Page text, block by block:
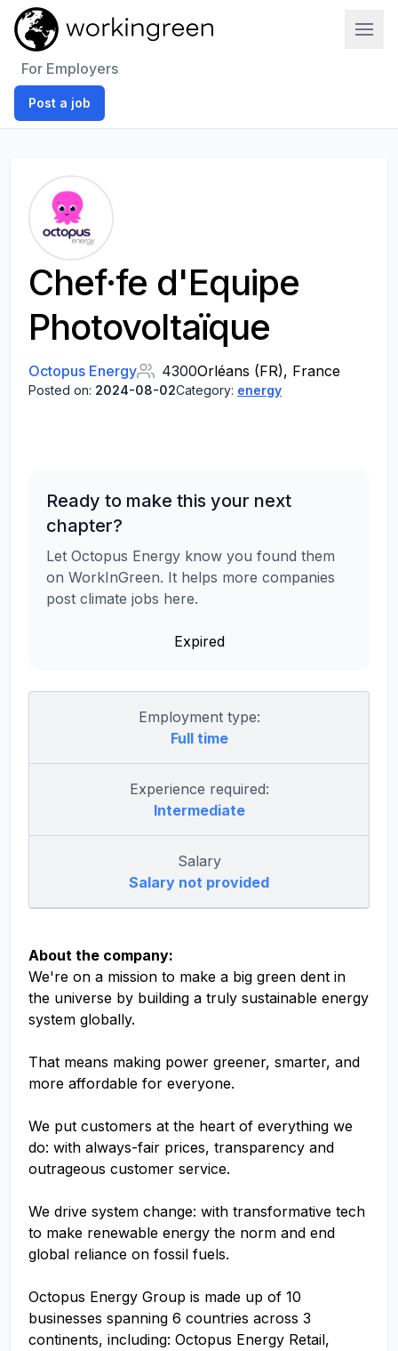
For Employers
Post a job
Chef·fe d'Equipe
Photovoltaïque
Octopus Energy 4300Orléans (FR), France
Posted on: 2024-08-02Category: energy
Ready to make this your next
chapter?
Let Octopus Energy know you found them
on WorkInGreen. It helps more companies
post climate jobs here.
Expired
Employment type:
Full time
Experience required:
Intermediate
Salary
Salary not provided
About the company:
We're on a mission to make a big green dent in
the universe by building a truly sustainable energy
system globally.
That means making power greener, smarter, and
more affordable for everyone.
We put customers at the heart of everything we
do: with always-fair prices, transparency and
outrageous customer service.
We drive system change: with transformative tech
to make renewable energy the norm and end
global reliance on fossil fuels.
Octopus Energy Group is made up of 10
businesses spanning 6 countries across 3
continents, including: Octopus Energy Retail,